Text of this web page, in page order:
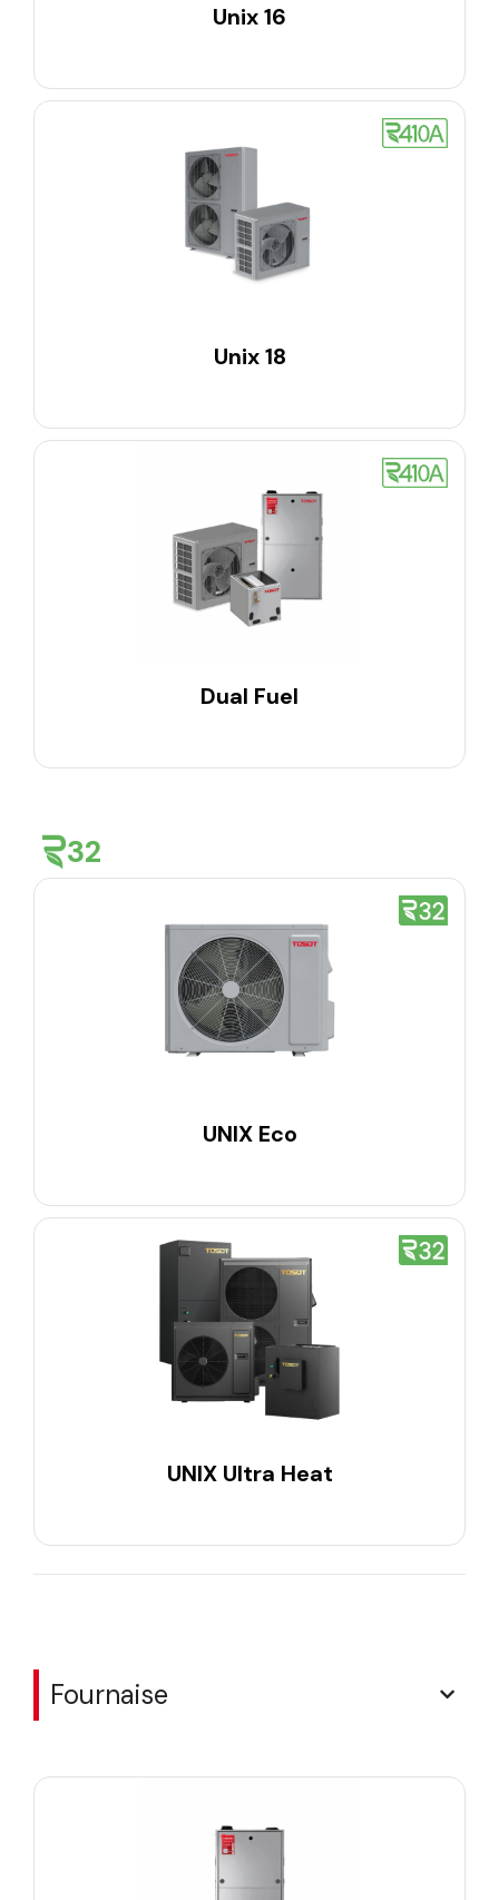
Unix 16
Unix 18
Dual Fuel
32
UNIX Eco
UNIX Ultra Heat
Fournaise